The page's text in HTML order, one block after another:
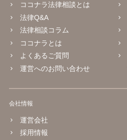
ココナラ法律相談とは
法律Q&A
法律相談コラム
ココナラとは
よくあるご質問
運営へのお問い合わせ
会社情報
運営会社
採用情報